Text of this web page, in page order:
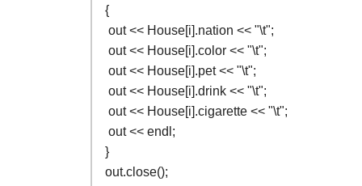
{
out << House[i].nation << "\t";
out << House[i].color << "\t";
out << House[i].pet << "\t";
out << House[i].drink << "\t";
out << House[i].cigarette << "\t";
out << endl;
}
out.close();